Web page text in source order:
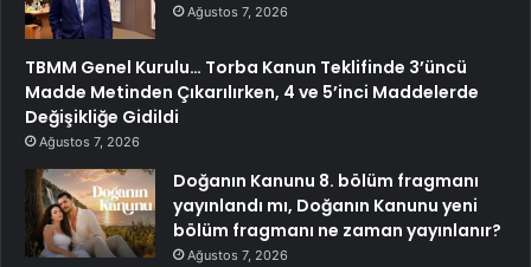
Ağustos 7, 2026
TBMM Genel Kurulu… Torba Kanun Teklifinde 3’üncü
Madde Metinden Çıkarılırken, 4 ve 5’inci Maddelerde
Değişikliğe Gidildi
Ağustos 7, 2026
Doğanın Kanunu 8. bölüm fragmanı
yayınlandı mı, Doğanın Kanunu yeni
bölüm fragmanı ne zaman yayınlanır?
Ağustos 7, 2026